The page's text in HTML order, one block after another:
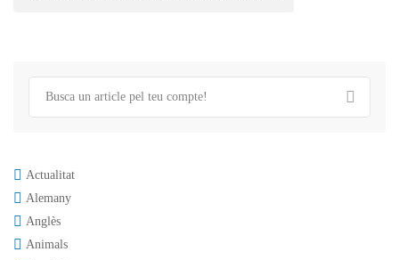
Actualitat
Alemany
Anglès
Animals